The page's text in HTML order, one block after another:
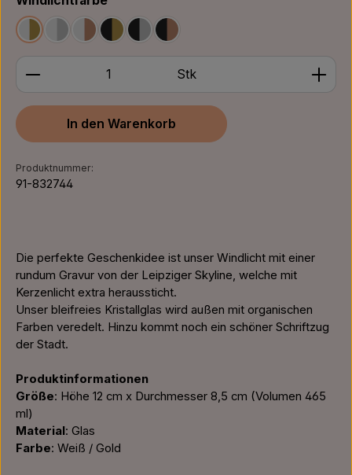
Weiß/GoldWeiß/Silber
Weiß/Bronze
Schwarz/Gold
Schwarz/Silber
Schwarz/Bronze
Produkt Anzahl: Gib den gewünschten Wert ein
Stk
In den Warenkorb
Produktnummer:
91-832744
Die perfekte Geschenkidee ist unser Windlicht mit einer
rundum Gravur von der Leipziger Skyline, welche mit
Kerzenlicht extra heraussticht.
Unser bleifreies Kristallglas wird außen mit organischen
Farben veredelt. Hinzu kommt noch ein schöner Schriftzug
der Stadt.
Produktinformationen
Größe: Höhe 12 cm x Durchmesser 8,5 cm (Volumen 465
ml)
Material: Glas
Farbe: Weiß / Gold